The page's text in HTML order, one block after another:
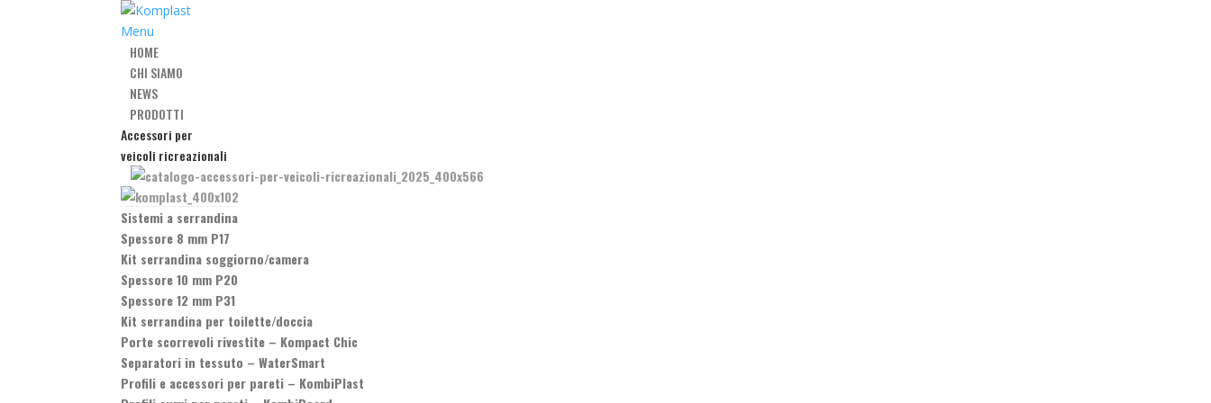
Menu
HOME
CHI SIAMO
NEWS
PRODOTTI
Accessori per
veicoli ricreazionali
Sistemi a serrandina
Spessore 8 mm P17
Kit serrandina soggiorno/camera
Spessore 10 mm P20
Spessore 12 mm P31
Kit serrandina per toilette/doccia
Porte scorrevoli rivestite – Kompact Chic
Separatori in tessuto –WaterSmart
Profili e accessori per pareti – KombiPlast